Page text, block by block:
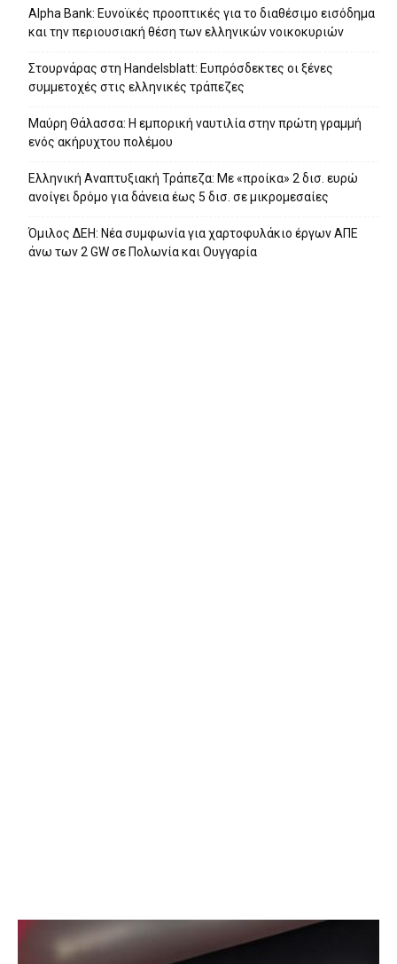
Alpha Bank: Ευνοϊκές προοπτικές για το διαθέσιμο εισόδημα
και την περιουσιακή θέση των ελληνικών νοικοκυριών
Στουρνάρας στη Handelsblatt: Ευπρόσδεκτες οι ξένες
συμμετοχές στις ελληνικές τράπεζες
Μαύρη Θάλασσα: Η εμπορική ναυτιλία στην πρώτη γραμμή
ενός ακήρυχτου πολέμου
Ελληνική Αναπτυξιακή Τράπεζα: Με «προίκα» 2 δισ. ευρώ
ανοίγει δρόμο για δάνεια έως 5 δισ. σε μικρομεσαίες
Όμιλος ΔΕΗ: Νέα συμφωνία για χαρτοφυλάκιο έργων ΑΠΕ
άνω των 2 GW σε Πολωνία και Ουγγαρία